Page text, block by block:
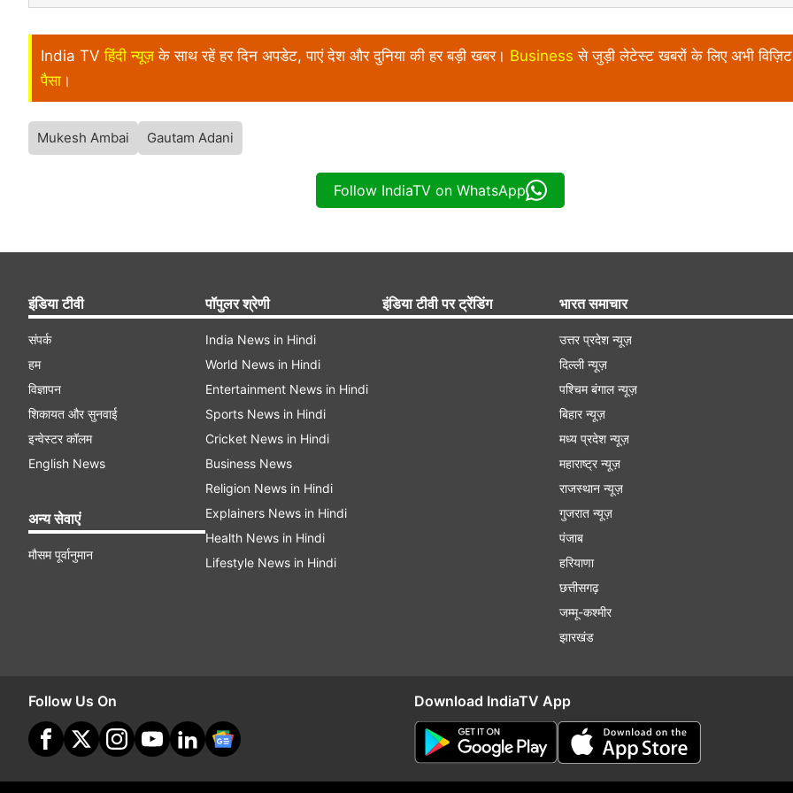
India TV हिंदी न्यूज़ के साथ रहें हर दिन अपडेट, पाएं देश और दुनिया की हर बड़ी खबर। Business से जुड़ी लेटेस्ट खबरों के लिए अभी
पैसा ।
Mukesh Ambai Gautam Adani
Follow IndiaTV on WhatsApp
इंडिया टीवी
संपर्क
हम
विज्ञापन
शिकायत और सुनवाई
इन्वेस्टर कॉलम
English News
अन्य सेवाएं
मौसम पूर्वानुमान
पॉपुलर श्रेणी
India News in Hindi
World News in Hindi
Entertainment News in Hindi
Sports News in Hindi
Cricket News in Hindi
Business News
Religion News in Hindi
Explainers News in Hindi
Health News in Hindi
Lifestyle News in Hindi
इंडिया टीवी पर ट्रेंडिंग भारत समाचार
उत्तर प्रदेश न्यूज़
दिल्ली न्यूज़
पश्चिम बंगाल न्यूज़
बिहार न्यूज़
मध्य प्रदेश न्यूज़
महाराष्ट्र न्यूज़
राजस्थान न्यूज़
गुजरात न्यूज़
पंजाब
हरियाणा
छत्तीसगढ़
जम्मू-कश्मीर
झारखंड
Follow Us On Download IndiaTV App